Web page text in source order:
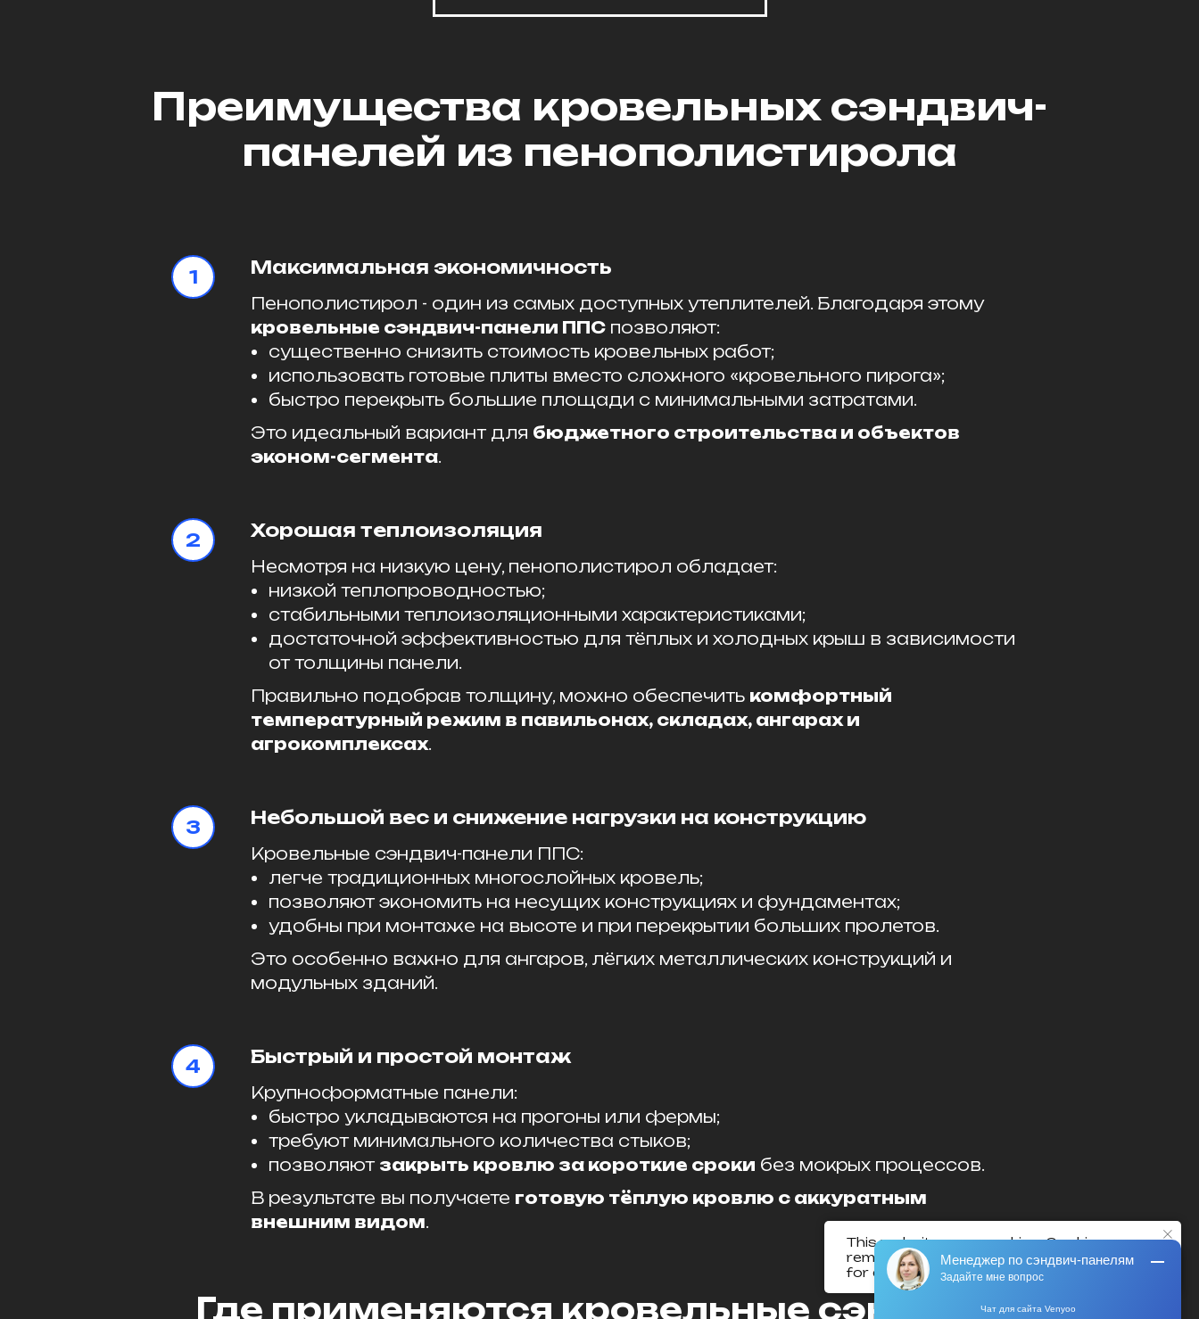
Преимущества кровельных сэндвич-
панелей из пенополистирола
Максимальная экономичность
Пенополистирол - один из самых доступных утеплителей. Благодаря этому
кровельные сэндвич-панели ППС позволяют:
существенно снизить стоимость кровельных работ;
использовать готовые плиты вместо сложного «кровельного пирога»;
быстро перекрыть большие площади с минимальными затратами.
Это идеальный вариант для бюджетного строительства и объектов
эконом-сегмента.
Хорошая теплоизоляция
Несмотря на низкую цену, пенополистирол обладает:
низкой теплопроводностью;
стабильными теплоизоляционными характеристиками;
достаточной эффективностью для тёплых и холодных крыш в зависимости
от толщины панели.
Правильно подобрав толщину, можно обеспечить комфортный
температурный режим в павильонах, складах, ангарах и
агрокомплексах.
Небольшой вес и снижение нагрузки на конструкцию
Кровельные сэндвич-панели ППС:
легче традиционных многослойных кровель;
позволяют экономить на несущих конструкциях и фундаментах;
удобны при монтаже на высоте и при перекрытии больших пролетов.
Это особенно важно для ангаров, лёгких металлических конструкций и
модульных зданий.
Быстрый и простой монтаж
Крупноформатные панели:
быстро укладываются на прогоны или фермы;
требуют минимального количества стыков;
позволяют закрыть кровлю за короткие сроки без мокрых процессов.
В результате вы получаете готовую тёплую кровлю с аккуратным
внешним видом.
Где применяются кровельные сэндвич-
This website uses cookies. Cookies
remember your actions and preferences
for a better online experience.
Задайте мне вопрос
Чат для сайта Venyoo